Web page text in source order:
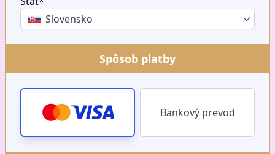
Slovensko
Spôsob platby
Bankový prevod